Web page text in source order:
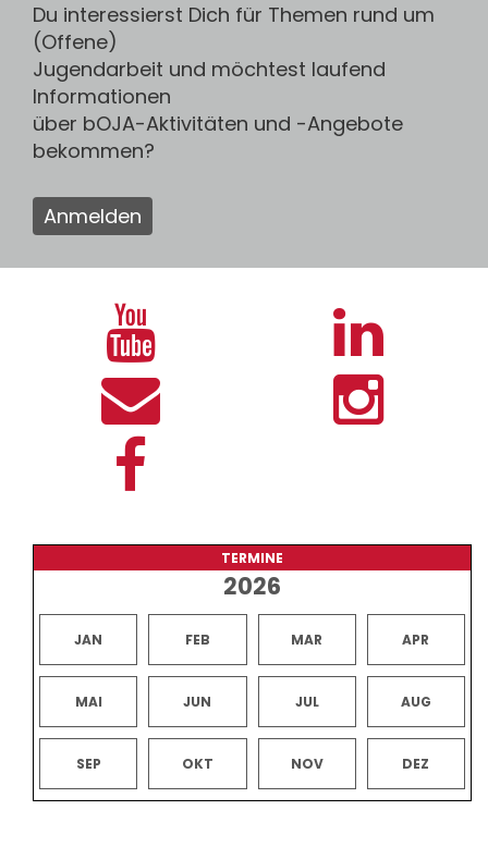
Du interessierst Dich für Themen rund um
(Offene)
Jugendarbeit und möchtest laufend
Informationen
über bOJA-Aktivitäten und -Angebote
bekommen?
Anmelden
TERMINE
2026
JAN FEB MAR APR
MAI JUN JUL AUG
SEP OKT NOV DEZ